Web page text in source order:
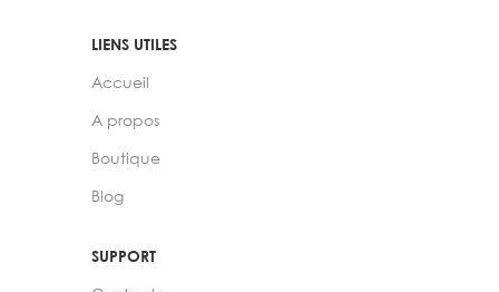
LIENS UTILES
Accueil
A propos
Boutique
Blog
SUPPORT